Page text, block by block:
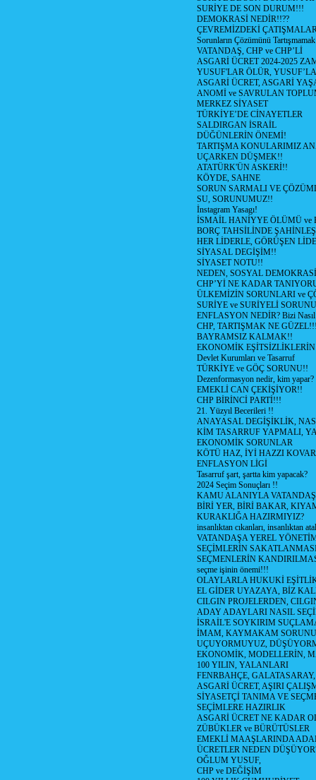
SURİYE DE SON DURUM!!!
DEMOKRASİ NEDİR!!??
ÇEVREMİZDEKİ
Sorunların Çözümünü
VATANDAŞ, CHP ve CHP’Lİ
ASGARİ ÜCRET 2024-2025
YUSUF'LAR ÖLÜR,
ASGARİ ÜCRET, ASGARİ
ANOMİ ve SAVRULAN
MERKEZ SİYASET
TÜRKİYE’DE CİNAYETLER
SALDIRGAN İSRAİL
DÜĞÜNLERİN ÖNEMİ!
TARTIŞMA KONULARIMIZ
UÇARKEN DÜŞMEK!!
ATATÜRK'ÜN ASKERİ!!
KÖYDE, SAHNE
SORUN SARMALI VE
SU, SORUNUMUZ!!
İnstagram Yasagı!
İSMAİL HANİYYE ÖLÜMÜ ve
BORÇ TAHSİLİNDE
HER LİDERLE, GÖRÜŞEN
SİYASAL DEGİŞİM!!
SİYASET NOTU!!
NEDEN, SOSYAL
CHP’Yİ NE KADAR
ÜLKEMİZİN SORUNLARI ve
SURİYE ve SURİYELİ
ENFLASYON NEDİR? Bizi
CHP, TARTIŞMAK NE
BAYRAMSIZ KALMAK!!
EKONOMİK
Devlet Kurumları ve Tasarruf
TÜRKİYE ve GÖÇ SORUNU!!
Dezenformasyon nedir, kim yapar?
EMEKLİ CAN ÇEKİŞİYOR!!
CHP BİRİNCİ PARTİ!!!
21. Yüzyıl Becerileri !!
ANAYASAL DEGİŞİKLİK,
KİM TASARRUF YAPMALI,
EKONOMİK SORUNLAR
KÖTÜ HAZ, İYİ HAZZI
ENFLASYON LİGİ
Tasarruf şart, şartta kim yapacak?
2024 Seçim Sonuçları !!
KAMU ALANIYLA
BİRİ YER, BİRİ BAKAR,
KURAKLIĞA HAZIRMIYIZ?
insanlıktan cıkanları, insanlıktan
VATANDAŞA YEREL
SEÇİMLERİN
SEÇMENLERİN
seçme işinin önemi!!!
OLAYLARLA HUKUKİ
EL GİDER UYAZAYA, BİZ
CILGIN PROJELERDEN,
ADAY ADAYLARI NASIL
İSRAİL'E SOYKIRIM
İMAM, KAYMAKAM SORUNU
UÇUYORMUYUZ,
EKONOMİK, MODELLERİN,
100 YILIN, YALANLARI
FENRBAHÇE,
ASGARİ ÜCRET, AŞIRI
SİYASETÇİ TANIMA VE
SEÇİMLERE HAZIRLIK
ASGARİ ÜCRET NE KADAR
ZÜBÜKLER ve BÜRÜTÜSLER
EMEKLİ MAAŞLARINDA
ÜCRETLER NEDEN
OĞLUM YUSUF,
CHP ve DEĞİŞİM